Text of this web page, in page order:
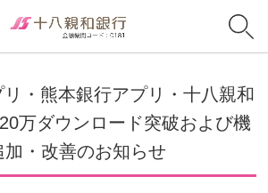
・熊本銀行アプリ・十八親和
万ダウンロード突破および機
加・改善のお知らせ